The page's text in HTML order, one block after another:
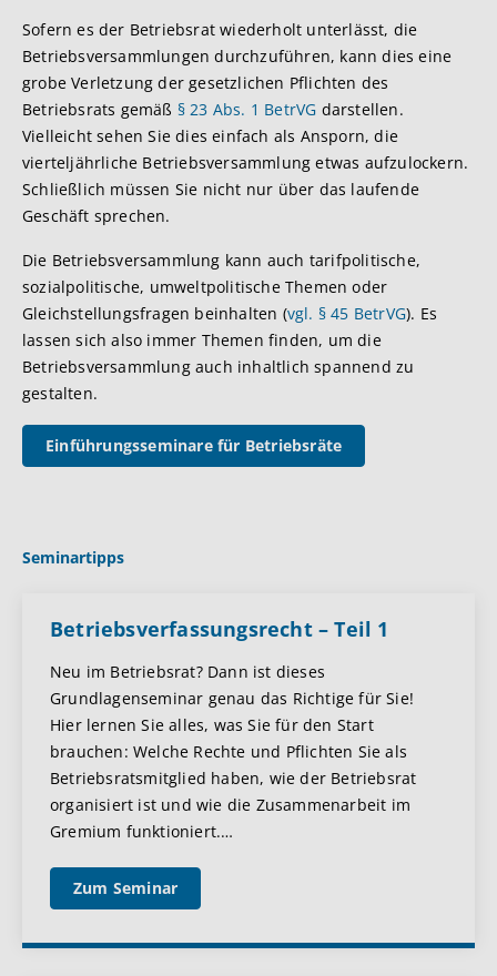
Sofern es der Betriebsrat wiederholt unterlässt, die
Betriebsversammlungen durchzuführen, kann dies eine
grobe Verletzung der gesetzlichen Pflichten des
Betriebsrats gemäß § 23 Abs. 1 BetrVG darstellen.
Vielleicht sehen Sie dies einfach als Ansporn, die
vierteljährliche Betriebsversammlung etwas aufzulockern.
Schließlich müssen Sie nicht nur über das laufende
Geschäft sprechen.
Die Betriebsversammlung kann auch tarifpolitische,
sozialpolitische, umweltpolitische Themen oder
Gleichstellungsfragen beinhalten (vgl. § 45 BetrVG). Es
lassen sich also immer Themen finden, um die
Betriebsversammlung auch inhaltlich spannend zu
gestalten.
Einführungsseminare für Betriebsräte
Seminartipps
Betriebsverfassungsrecht – Teil 1
Neu im Betriebsrat? Dann ist dieses
Grundlagenseminar genau das Richtige für Sie!
Hier lernen Sie alles, was Sie für den Start
brauchen: Welche Rechte und Pflichten Sie als
Betriebsratsmitglied haben, wie der Betriebsrat
organisiert ist und wie die Zusammenarbeit im
Gremium funktioniert.…
Zum Seminar